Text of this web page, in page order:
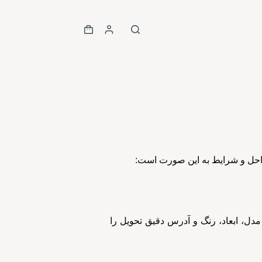
و شرایط به این صورت است:
ابعاد، رنگ و آدرس دقیق تحویل را